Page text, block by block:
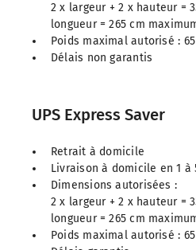
2 x largeur + 2 x hauteur =
longueur = 265 cm
Poids maximal autorisé :
Délais non garantis
UPS Express Saver
Retrait à domicile
Livraison à domicile en 1 à
Dimensions autorisées :
2 x largeur + 2 x hauteur =
longueur = 265 cm
Poids maximal autorisé :